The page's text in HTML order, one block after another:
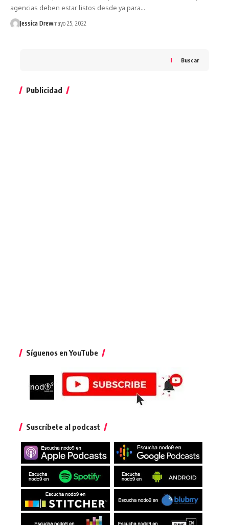
agencias deben estar listos desde ya para…
Jessica Drewmayo 25, 2022
Buscar
Publicidad
Síguenos en YouTube
Suscríbete al podcast